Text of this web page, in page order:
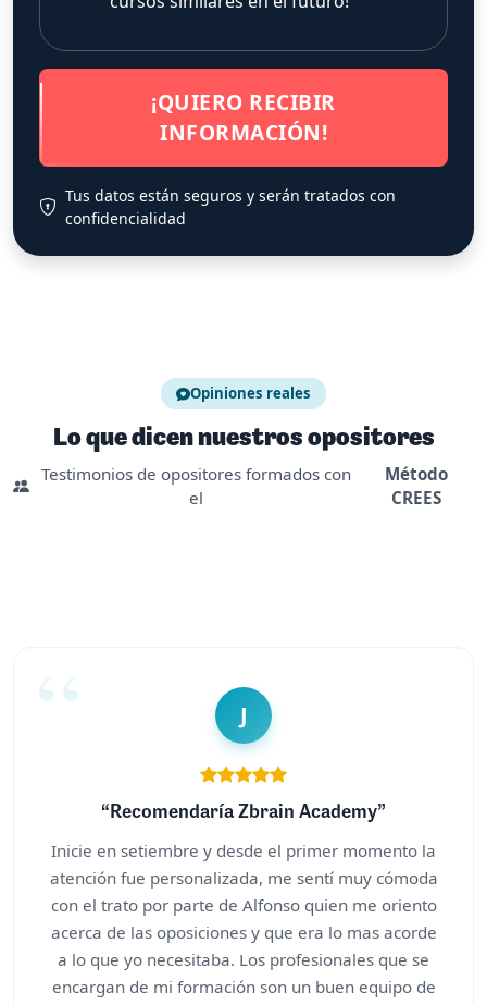
¡QUIERO RECIBIR
INFORMACIÓN!
Tus datos están seguros y serán tratados con
confidencialidad
Opiniones reales
Lo que dicen nuestros opositores
Testimonios de opositores formados con
el
Método
CREES
J
“Recomendaría Zbrain Academy”
Inicie en setiembre y desde el primer momento la
atención fue personalizada, me sentí muy cómoda
con el trato por parte de Alfonso quien me oriento
acerca de las oposiciones y que era lo mas acorde
a lo que yo necesitaba. Los profesionales que se
encargan de mi formación son un buen equipo de